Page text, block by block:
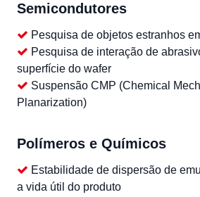
Semicondutores
Pesquisa de objetos estranhos
Pesquisa de interação de
superfície do wafer
Suspensão CMP (Chemical
Planarization)
Polímeros e Químicos
Estabilidade de dispersão de
a vida útil do produto